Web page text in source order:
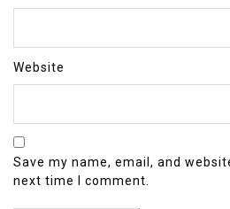
Website
Save my name, email, and
next time I comment.